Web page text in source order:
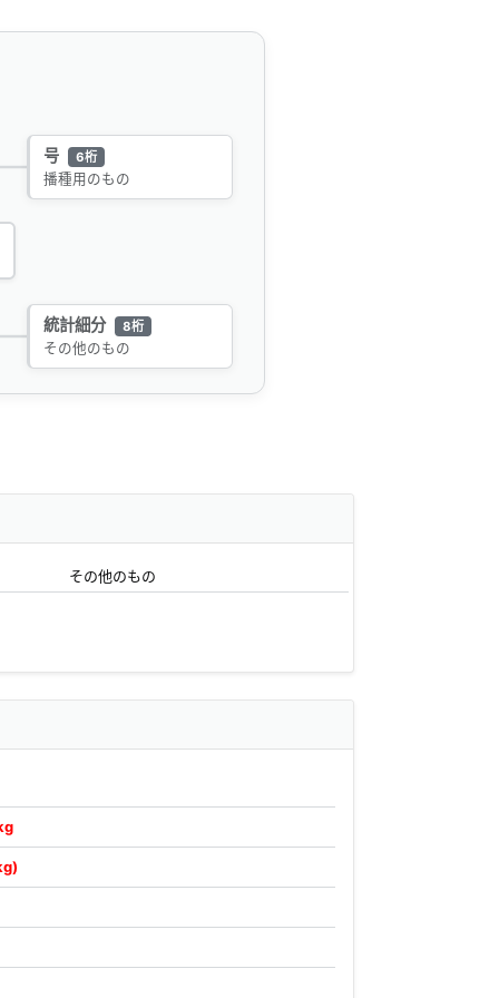
号 6桁
播種用のもの
統計細分 8桁
その他のもの
その他のもの